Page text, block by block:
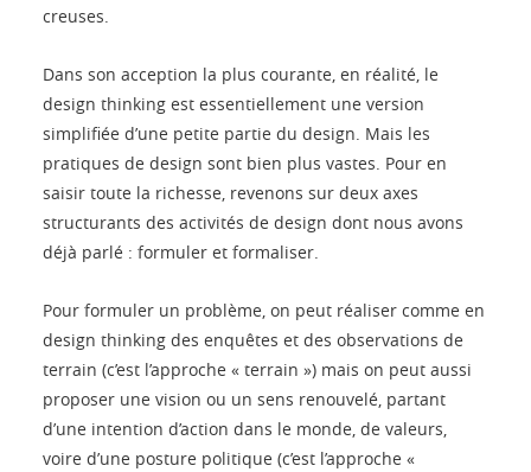
creuses.
Dans son acception la plus courante, en réalité, le
design thinking est essentiellement une version
simplifiée d’une petite partie du design. Mais les
pratiques de design sont bien plus vastes. Pour en
saisir toute la richesse, revenons sur deux axes
structurants des activités de design dont nous avons
déjà parlé : formuler et formaliser.
Pour formuler un problème, on peut réaliser comme en
design thinking des enquêtes et des observations de
terrain (c’est l’approche « terrain ») mais on peut aussi
proposer une vision ou un sens renouvelé, partant
d’une intention d’action dans le monde, de valeurs,
voire d’une posture politique (c’est l’approche «